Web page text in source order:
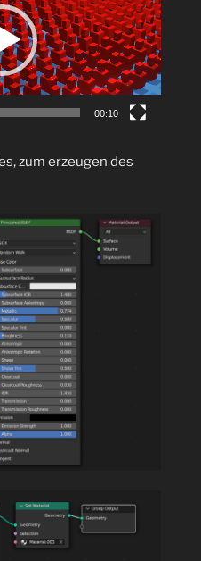
00:10
zum erzeugen des